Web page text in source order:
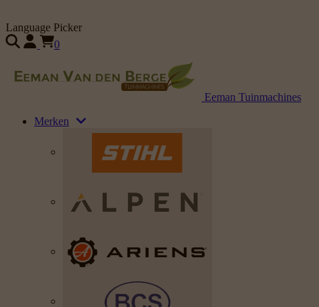
Language Picker
0
Eeman Tuinmachines
Merken